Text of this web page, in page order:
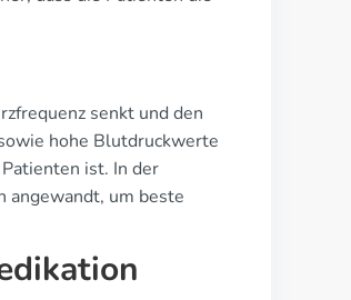
senkt und den
hohe Blutdruckwerte
ist. In der
angewandt, um beste